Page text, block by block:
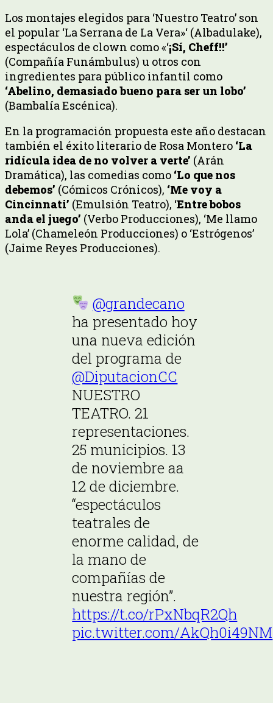
Los montajes elegidos para ‘Nuestro Teatro’ son
el popular ‘La Serrana de La Vera»‘ (Albadulake),
espectáculos de clown como «‘¡Sí, Cheff!!’
(Compañía Funámbulus) u otros con
ingredientes para público infantil como
‘Abelino, demasiado bueno para ser un lobo’
(Bambalía Escénica).
En la programación propuesta este año destacan
también el éxito literario de Rosa Montero ‘La
ridícula idea de no volver a verte’ (Arán
Dramática), las comedias como ‘Lo que nos
debemos’ (Cómicos Crónicos), ‘Me voy a
Cincinnati’ (Emulsión Teatro), ‘Entre bobos
anda el juego’ (Verbo Producciones), ‘Me llamo
Lola’ (Chameleón Producciones) o ‘Estrógenos’
(Jaime Reyes Producciones).
@grandecano
ha presentado hoy
una nueva edición
del programa de
@DiputacionCC
NUESTRO
TEATRO. 21
representaciones.
25 municipios. 13
de noviembre aa
12 de diciembre.
“espectáculos
teatrales de
enorme calidad, de
la mano de
compañías de
nuestra región”.
https://t.co/rPxNbqR2Qh
pic.twitter.com/AkQh0i49NM